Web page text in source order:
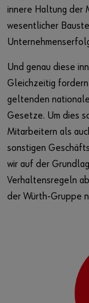
innere Haltung der
wesentlicher
Und genau diese
Gleichzeitig
geltenden
Gesetze. Um dies
Mitarbeitern als
sonstigen
wir auf der
Verhaltensregeln
der Würth-Gruppe